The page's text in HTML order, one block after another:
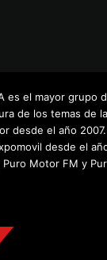
es el mayor grupo
de los temas de
desde el año
desde el
Puro Motor FM y